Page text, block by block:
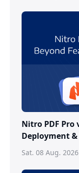
Nitro PDF Pro
Deployment
Sat. 08 Aug. 2026